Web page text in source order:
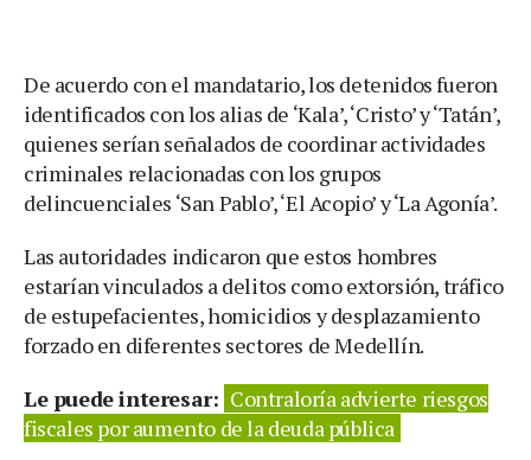
De acuerdo con el mandatario, los detenidos fueron
identificados con los alias de ‘Kala’, ‘Cristo’ y ‘Tatán’,
quienes serían señalados de coordinar actividades
criminales relacionadas con los grupos
delincuenciales ‘San Pablo’, ‘El Acopio’ y ‘La Agonía’.
Las autoridades indicaron que estos hombres
estarían vinculados a delitos como extorsión, tráfico
de estupefacientes, homicidios y desplazamiento
forzado en diferentes sectores de Medellín.
Le puede interesar: Contraloría advierte riesgos
fiscales por aumento de la deuda pública